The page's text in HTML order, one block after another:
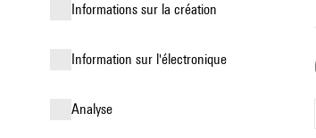
informations sur la création
Information sur l'électronique
analyse